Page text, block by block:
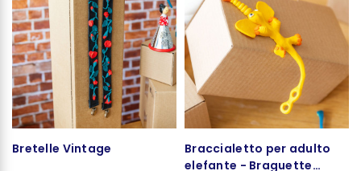
Bretelle Vintage
Braccialetto per adulto
elefante - Braguette